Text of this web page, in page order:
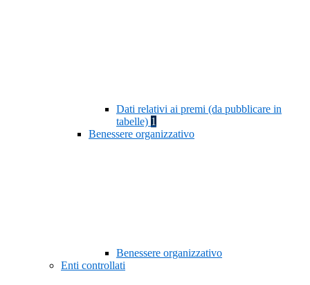
Dati relativi ai premi (da pubblicare in
tabelle) 1
Benessere organizzativo
Benessere organizzativo
Enti controllati